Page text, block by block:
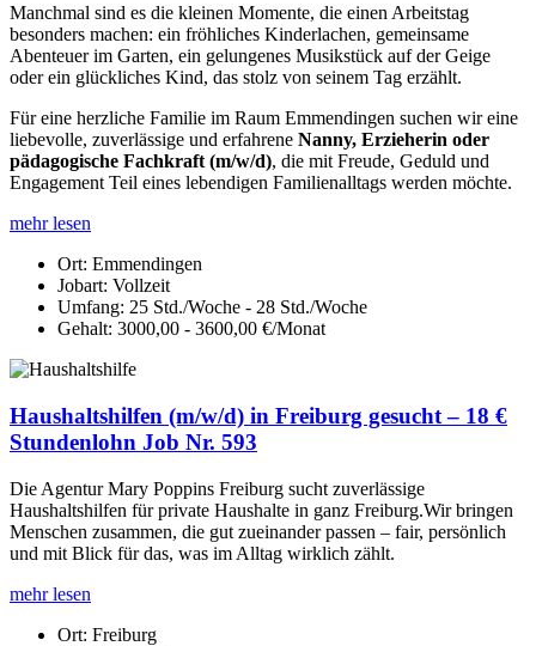
Manchmal sind es die kleinen Momente, die einen Arbeitstag
besonders machen: ein fröhliches Kinderlachen, gemeinsame
Abenteuer im Garten, ein gelungenes Musikstück auf der Geige
oder ein glückliches Kind, das stolz von seinem Tag erzählt.
Für eine herzliche Familie im Raum Emmendingen suchen wir eine
liebevolle, zuverlässige und erfahrene Nanny, Erzieherin oder
pädagogische Fachkraft (m/w/d), die mit Freude, Geduld und
Engagement Teil eines lebendigen Familienalltags werden möchte.
mehr lesen
Ort: Emmendingen
Jobart: Vollzeit
Umfang: 25 Std./Woche - 28 Std./Woche
Gehalt: 3000,00 - 3600,00 €/Monat
Haushaltshilfen (m/w/d) in Freiburg gesucht – 18 €
Stundenlohn Job Nr. 593
Die Agentur Mary Poppins Freiburg sucht zuverlässige
Haushaltshilfen für private Haushalte in ganz Freiburg.Wir bringen
Menschen zusammen, die gut zueinander passen – fair, persönlich
und mit Blick für das, was im Alltag wirklich zählt.
mehr lesen
Ort: Freiburg